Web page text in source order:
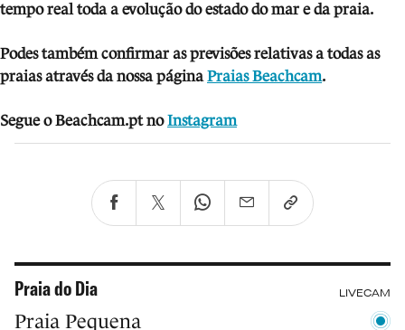
tempo real toda a evolução do estado do mar e da praia.
Podes também confirmar as previsões relativas a todas as
praias através da nossa páginaPraias Beachcam.
Segue o Beachcam.pt no Instagram
Praia do Dia LIVECAM
Praia Pequena